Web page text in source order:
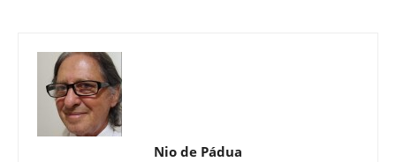
Nio de Pádua